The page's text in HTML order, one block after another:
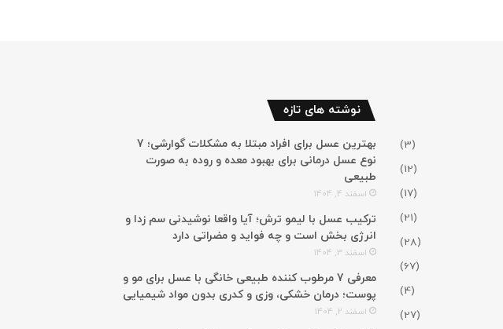
(3)
(12)
(17)
(21)
(28)
(67)
(4)
(27)
نوشته های تازه
بهترین عسل برای افراد مبتلا به مشکلات گوارشی؛ 7
نوع عسل درمانی برای بهبود معده و روده به صورت
طبیعی
اسفند 4, 1404
ترکیب عسل با لیمو ترش؛ آیا واقعا نوشیدنی سم زدا و
انرژی بخش است و چه فواید و مضراتی دارد
اسفند 3, 1404
معرفی 7 مرطوب کننده طبیعی خانگی با عسل برای مو و
پوست؛ درمان خشکی، وزی و کدری بدون مواد شیمیایی
اسفند 2, 1404